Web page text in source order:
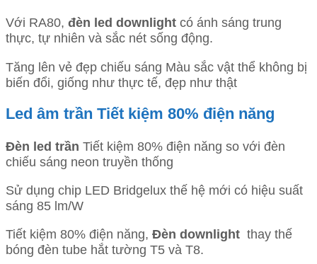
Với RA80, đèn led downlight có ánh sáng trung
thực, tự nhiên và sắc nét sống động.
Tăng lên vẻ đẹp chiếu sáng Màu sắc vật thể không bị
biến đổi, giống như thực tế, đẹp như thật
Led âm trần Tiết kiệm 80% điện năng
Đèn led trần Tiết kiệm 80% điện năng so với đèn
chiếu sáng neon truyền thống
Sử dụng chip LED Bridgelux thế hệ mới có hiệu suất
sáng 85 lm/W
Tiết kiệm 80% điện năng, Đèn downlight thay thế
bóng đèn tube hắt tường T5 và T8.